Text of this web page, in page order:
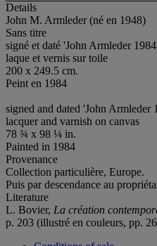
Details
John M. Armleder (né en 1948)
Sans titre
signé et daté 'John Armleder
laque et vernis sur toile
200 x 249.5 cm.
Peint en 1984
signed and dated 'John Armleder
lacquer and varnish on canvas
78 ¾ x 98 ¼ in.
Painted in 1984
Provenance
Collection particulière, Europe.
Puis par descendance au
Literature
L. Bovier, La création
p. 203 (illustré en couleurs, pp.